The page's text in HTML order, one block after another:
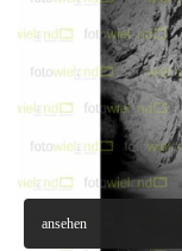
ansehen